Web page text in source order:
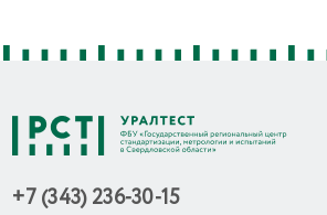
+7 (343) 236-30-15